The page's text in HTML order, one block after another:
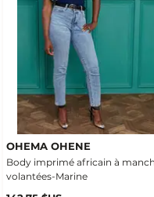
OHEMA OHENE
Body imprimé africain à
volantées-Marine